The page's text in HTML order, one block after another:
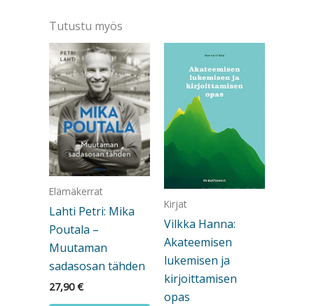
-
terveyttä
ja
suorituskykyä
määrä
Tutustu myös
Elämäkerrat
Lahti Petri: Mika
Poutala –
Muutaman
sadasosan tähden
27,90€
Kirjat
Vilkka Hanna:
Akateemisen
lukemisen ja
kirjoittamisen
opas